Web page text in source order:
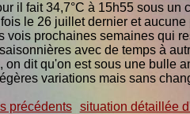
il fait 34,7°C à 15h55 sous un
le 26 juillet dernier et
vois prochaines semaines qui
avec de temps à
on dit qu'on est sous une bulle
variations mais sans
précédents situation détaillée